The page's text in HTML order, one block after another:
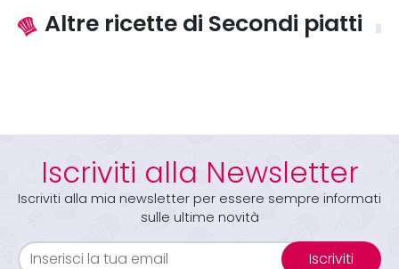
Altre ricette di Secondi piatti
Iscriviti alla Newsletter
Iscriviti alla mia newsletter per essere sempre informati
sulle ultime novità
Iscriviti